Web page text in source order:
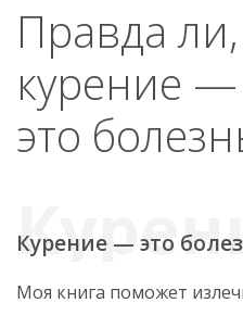
Правда
курение —
это
Курение — это
Моя книга поможет